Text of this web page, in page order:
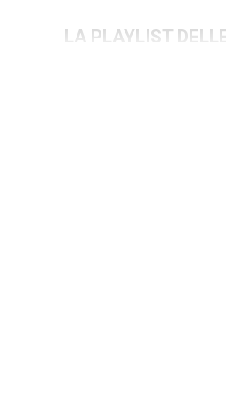
LA PLAYLIST